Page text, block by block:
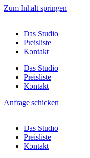
Zum Inhalt springen
Das Studio
Preisliste
Kontakt
Das Studio
Preisliste
Kontakt
Anfrage schicken
Das Studio
Preisliste
Kontakt